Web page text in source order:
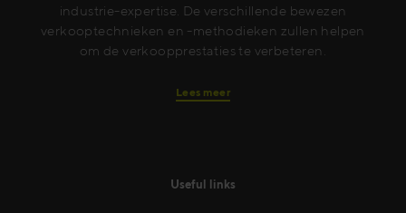
industrie-expertise. De verschillende bewezen
verkooptechnieken en -methodieken zullen helpen
om de verkoopprestaties te verbeteren.
Lees meer
Useful links